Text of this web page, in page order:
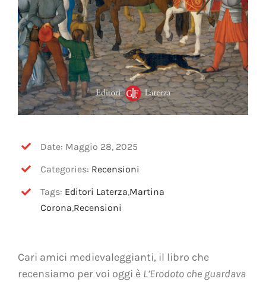
Date: Maggio 28, 2025
Categories: Recensioni
Tags: Editori Laterza,Martina
Corona,Recensioni
Cari amici medievaleggianti, il libro che
recensiamo per voi oggi è L’Erodoto che guardava